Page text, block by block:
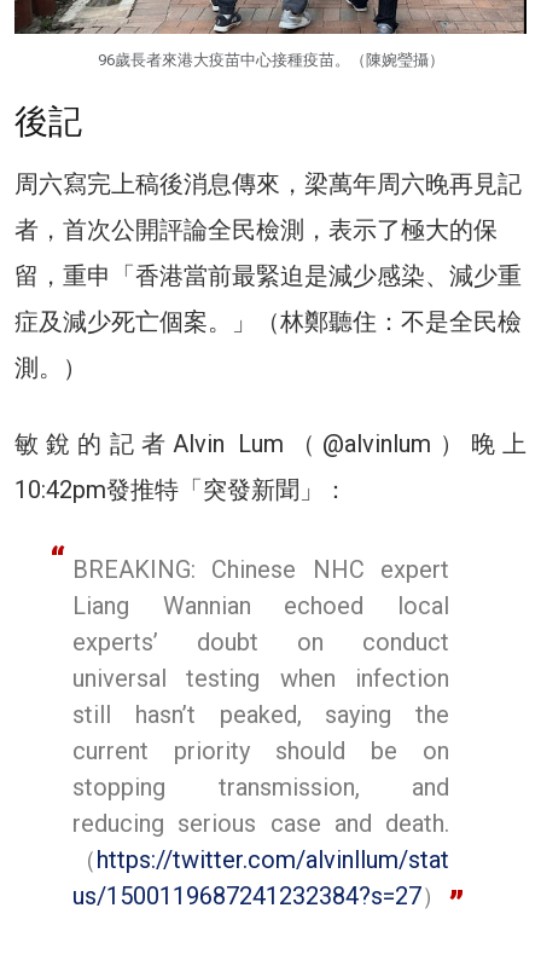
96歲長者來港大疫苗中心接種疫苗。（陳婉瑩攝）
後記
周六寫完上稿後消息傳來，梁萬年周六晚再見記
者，首次公開評論全民檢測，表示了極大的保
留，重申「香港當前最緊迫是減少感染、減少重
症及減少死亡個案。」（林鄭聽住：不是全民檢
測。）
敏銳的記者Alvin Lum（@alvinlum）晚上
10:42pm發推特「突發新聞」：
BREAKING: Chinese NHC expert
Liang Wannian echoed local
experts’ doubt on conduct
universal testing when infection
still hasn’t peaked, saying the
current priority should be on
stopping transmission, and
reducing serious case and death.
（https://twitter.com/alvinllum/stat
us/1500119687241232384?s=27）